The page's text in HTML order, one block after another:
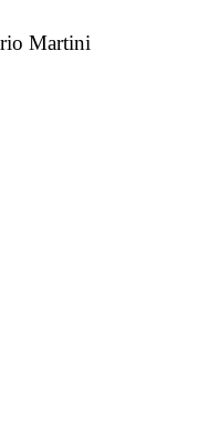
Martini